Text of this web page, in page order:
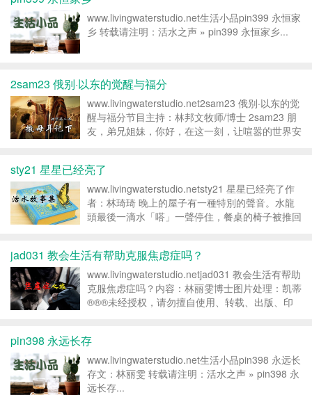
www.livingwaterstudio.net生活小品pin399 永恒家
乡 转载请注明：活水之声 » pin399 永恒家乡...
2sam23 俄别·以东的觉醒与福分
www.livingwaterstudio.net2sam23 俄别·以东的觉
醒与福分节目主持：林邦文牧师/博士 2sam23 朋
友，弟兄姐妹，你好，在这一刻，让喧嚣的世界安
sty21 星星已经亮了
www.livingwaterstudio.netsty21 星星已经亮了作
者：林琦琦 晚上的屋子有一種特別的聲音。水龍
頭最後一滴水「嗒」一聲停住，餐桌的椅子被推回
落。小...
jad031 教会生活有帮助克服焦虑症吗？
www.livingwaterstudio.netjad031 教会生活有帮助
克服焦虑症吗？内容：林丽雯博士图片处理：凯蒂
®®®未经授权，请勿擅自使用、转载、出版、印
pin398 永远长存
www.livingwaterstudio.net生活小品pin398 永远长
存文：林丽雯 转载请注明：活水之声 » pin398 永
远长存...